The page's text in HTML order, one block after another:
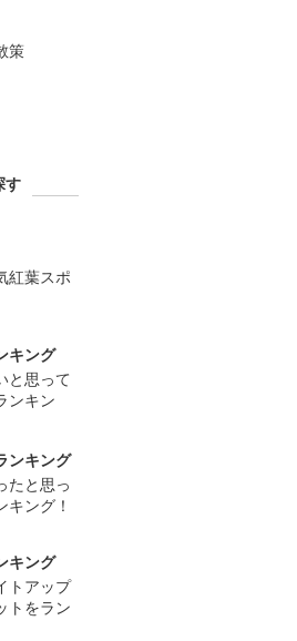
策
す
紅葉スポ
キング
と思って
ンキン
ンキング
たと思っ
ング！
キング
トアップ
トをラン